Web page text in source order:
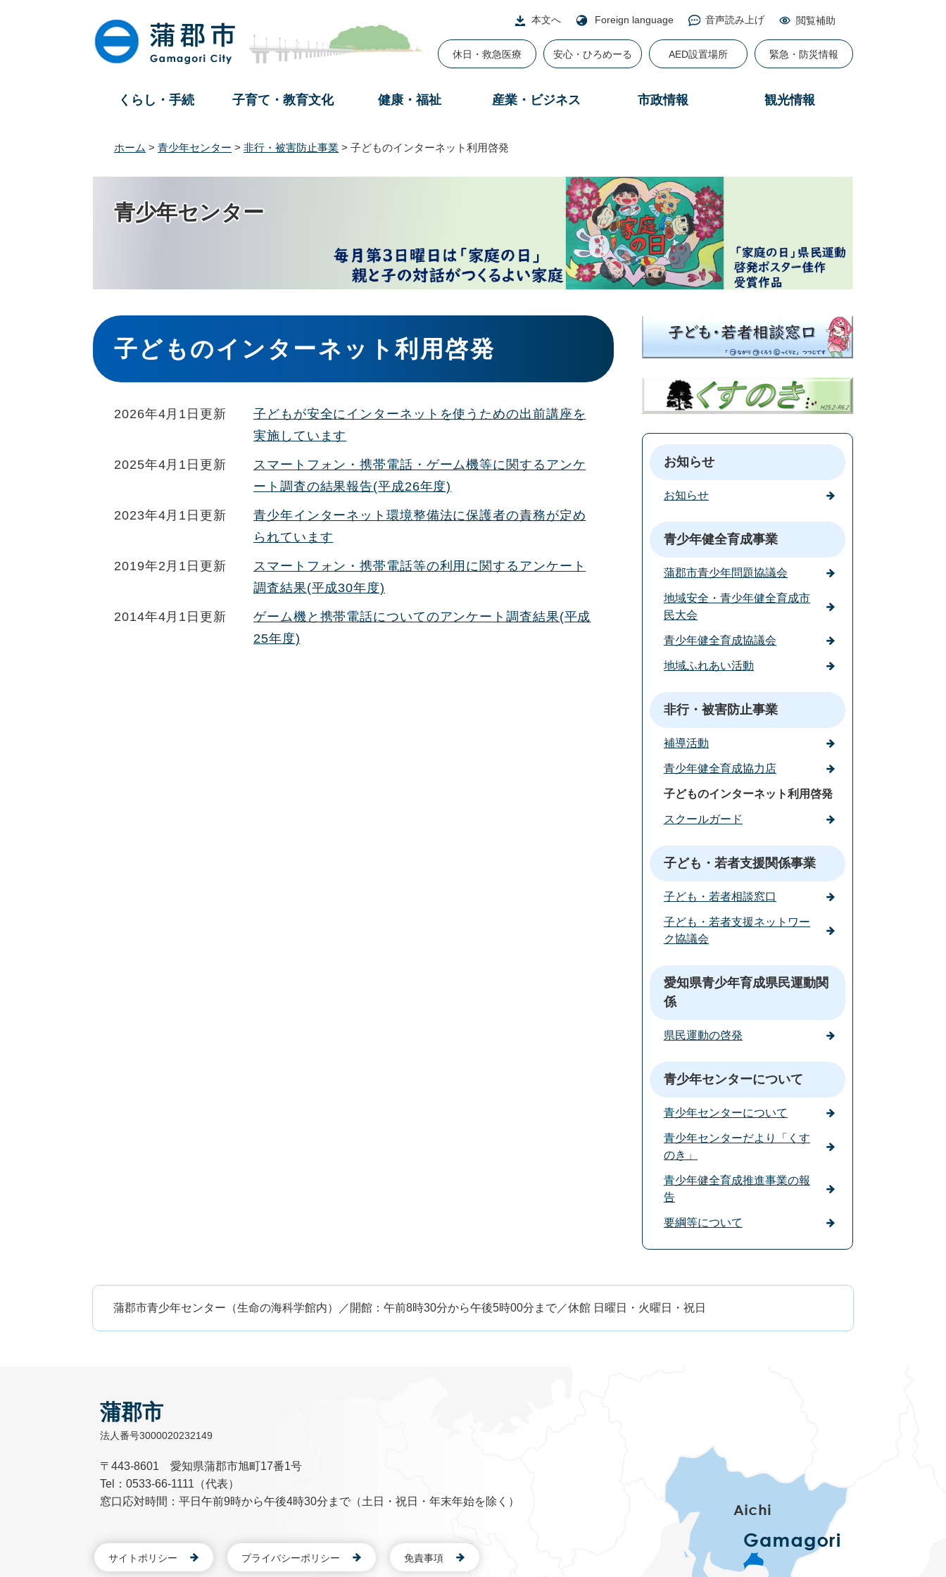
本文へ Foreign language 音声読み上げ 閲覧補助
休日・救急医療 安心・ひろめーる AED設置場所 緊急・防災情報
くらし・手続 子育て・教育文化 健康・福祉 産業・ビジネス 市政情報 観光情報
ホーム > 青少年センター > 非行・被害防止事業 > 子どものインターネット利用啓発
青少年センター
本
文
子どものインターネット利用啓発
2026年4月1日更新
子どもが安全にインターネットを使うための出前講座を
実施しています
2025年4月1日更新
スマートフォン・携帯電話・ゲーム機等に関するアンケ
ート調査の結果報告(平成26年度)
2023年4月1日更新
青少年インターネット環境整備法に保護者の責務が定め
られています
2019年2月1日更新
スマートフォン・携帯電話等の利用に関するアンケート
調査結果(平成30年度)
2014年4月1日更新
ゲーム機と携帯電話についてのアンケート調査結果(平成
25年度)
お知らせ
お知らせ
青少年健全育成事業
蒲郡市青少年問題協議会
地域安全・青少年健全育成市
民大会
青少年健全育成協議会
地域ふれあい活動
非行・被害防止事業
補導活動
青少年健全育成協力店
子どものインターネット利用啓発
スクールガード
子ども・若者支援関係事業
子ども・若者相談窓口
子ども・若者支援ネットワー
ク協議会
愛知県青少年育成県民運動関
係
県民運動の啓発
青少年センターについて
青少年センターについて
青少年センターだより「くす
のき」
青少年健全育成推進事業の報
告
要綱等について
蒲郡市青少年センター（生命の海科学館内）／開館：午前8時30分から午後5時00分まで／休館 日曜日・火曜日・祝日
蒲郡市
法人番号3000020232149
〒443-8601 愛知県蒲郡市旭町17番1号
Tel：0533-66-1111（代表）
窓口応対時間：平日午前9時から午後4時30分まで（土日・祝日・年末年始を除く）
サイトポリシー プライバシーポリシー 免責事項